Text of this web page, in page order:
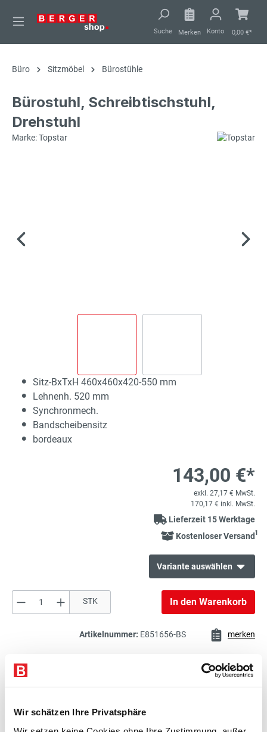
Wir schätzen Ihre Privatsphäre
springen
Suche Merken Konto 0,00 €*
Büro Sitzmöbel Bürostühle
Bürostuhl, Schreibtischstuhl,
Drehstuhl
Marke: Topstar
Sitz-BxTxH 460x460x420-550 mm
Lehnenh. 520 mm
Synchronmech.
Bandscheibensitz
bordeaux
143,00 €*
exkl. 27,17 € MwSt.
170,17 € inkl. MwSt.
Lieferzeit 15 Werktage
Kostenloser Versand1
Variante auswählen
Bürostuhl, Schreibtischstuhl,
143,00 €*
170,17 € inkl. MwSt.
Bürostuhl, Schreibtischstuhl,
143,00 €*
exkl. 27,17 € MwSt.
Produkt Anzahl: Gib den gewünschten
STK In den Warenkorb
Artikelnummer: E851656-BS merken
Beschreibung